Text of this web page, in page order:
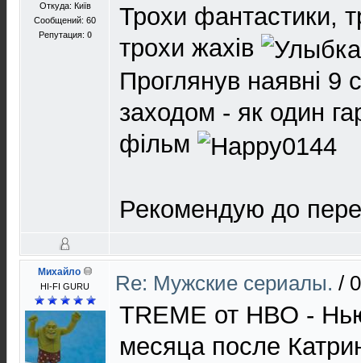
Откуда: Київ
Сообщений: 60
Репутация: 0
Трохи фантастики,
трохи жахів
Проглянув наявні 9
заходом - як один
фільм
Рекомендую до
Михайло
HI-FI GURU Re: Мужские сериалы. /
TREME от НВО -
месяца после